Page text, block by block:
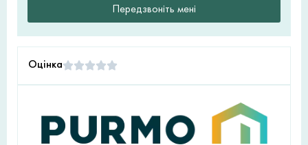
Передзвоніть мені
Оцінка